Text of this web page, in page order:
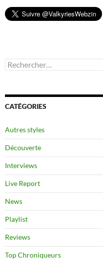
Rechercher :
CATÉGORIES
Autres styles
Découverte
Interviews
Live Report
News
Playlist
Reviews
Top Chroniqueurs